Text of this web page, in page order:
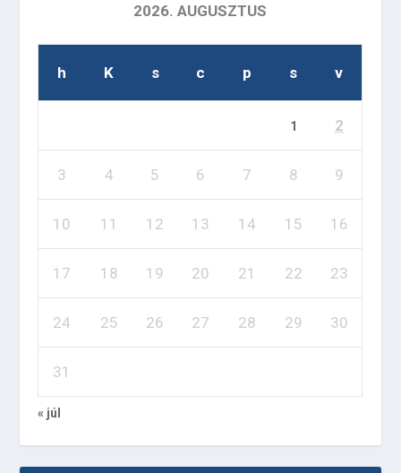
2026. AUGUSZTUS
h K s c p s v
1 2
3 4 5 6 7 8 9
10 11 12 13 14 15 16
17 18 19 20 21 22 23
24 25 26 27 28 29 30
31
« júl